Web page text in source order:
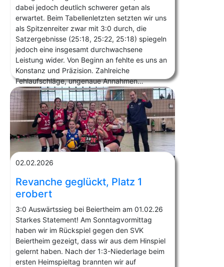
dabei jedoch deutlich schwerer getan als
erwartet. Beim Tabellenletzten setzten wir uns
als Spitzenreiter zwar mit 3:0 durch, die
Satzergebnisse (25:18, 25:22, 25:18) spiegeln
jedoch eine insgesamt durchwachsene
Leistung wider. Von Beginn an fehlte es uns an
Konstanz und Präzision. Zahlreiche
Fehlaufschläge, ungenaue Annahmen…
02.02.2026
Revanche geglückt, Platz 1
erobert
3:0 Auswärtssieg bei Beiertheim am 01.02.26
Starkes Statement! Am Sonntagvormittag
haben wir im Rückspiel gegen den SVK
Beiertheim gezeigt, dass wir aus dem Hinspiel
gelernt haben. Nach der 1:3-Niederlage beim
ersten Heimspieltag brannten wir auf